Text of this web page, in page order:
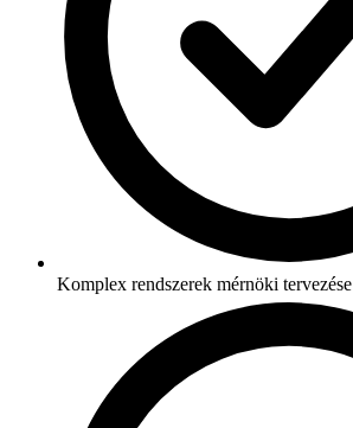
Komplex rendszerek mérnöki tervezése